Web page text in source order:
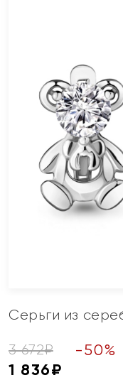
Серьги из
3 672₽ -50%
1 836₽